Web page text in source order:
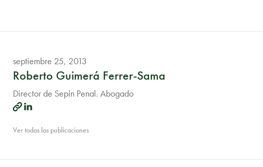
septiembre 25, 2013
Roberto Guimerá Ferrer-Sama
Director de Sepín Penal. Abogado
Ver todas las publicaciones